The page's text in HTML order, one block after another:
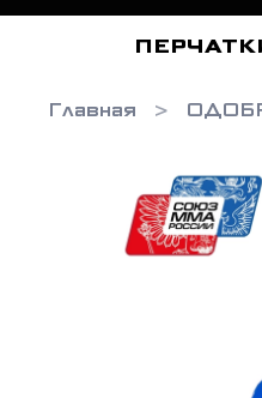
Главная